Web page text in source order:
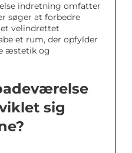
indretning omfatter
søger at forbedre
et velindrettet
et rum, der opfylder
æstetik og
sig